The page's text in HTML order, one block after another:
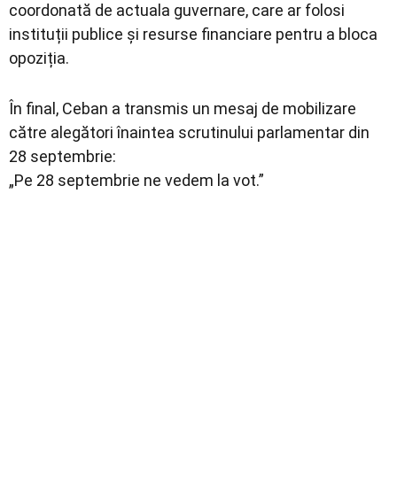
coordonată de actuala guvernare, care ar folosi
instituții publice și resurse financiare pentru a bloca
opoziția.
În final, Ceban a transmis un mesaj de mobilizare
către alegători înaintea scrutinului parlamentar din
28 septembrie:
„Pe 28 septembrie ne vedem la vot.”